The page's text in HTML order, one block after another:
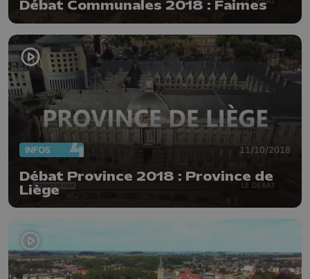
Débat Communales 2018 : Faimes
INFOS 11/10/2018
Débat Province 2018 : Province de
Liège